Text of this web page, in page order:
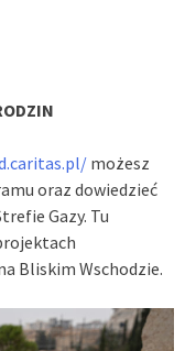
możesz
oraz dowiedzieć
Gazy. Tu
Bliskim Wschodzie.